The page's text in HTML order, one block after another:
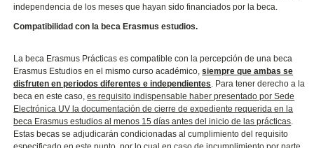
independencia de los meses que hayan sido financiados por la beca.
Compatibilidad con la beca Erasmus estudios.
La beca Erasmus Prácticas es compatible con la percepción de una beca
Erasmus Estudios en el mismo curso académico,siempre que ambas se
disfruten en periodos diferentes e independientes . Para tener derecho a la
beca en este caso,es requisito indispensable haber presentado por Sede
Electrónica UV la documentación de cierre de expediente requerida en la
beca Erasmus estudios al menos 15 días antes del inicio de las prácticas
Estas becas se adjudicarán condicionadas al cumplimiento del requisito